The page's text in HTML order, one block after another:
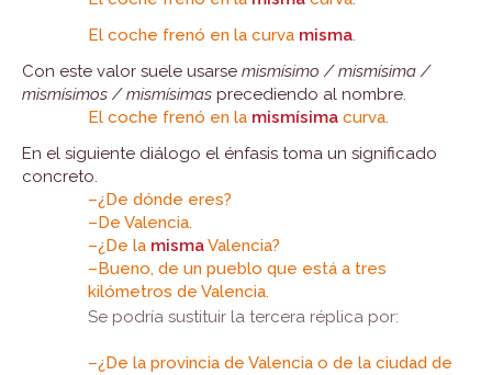
El coche frenó en la curva misma.
Con este valor suele usarse mismísimo / mismísima /
mismísimos / mismísimas precediendo al nombre.
El coche frenó en la mismísima curva.
En el siguiente diálogo el énfasis toma un significado
concreto.
–¿De dónde eres?
–De Valencia.
–¿De la mismaValencia?
–Bueno, de un pueblo que está a tres
kilómetros de Valencia.
Se podría sustituir la tercera réplica por:
–¿De la provincia de Valencia o de la ciudad de